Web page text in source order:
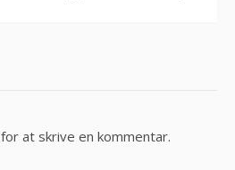
for at skrive en kommentar.